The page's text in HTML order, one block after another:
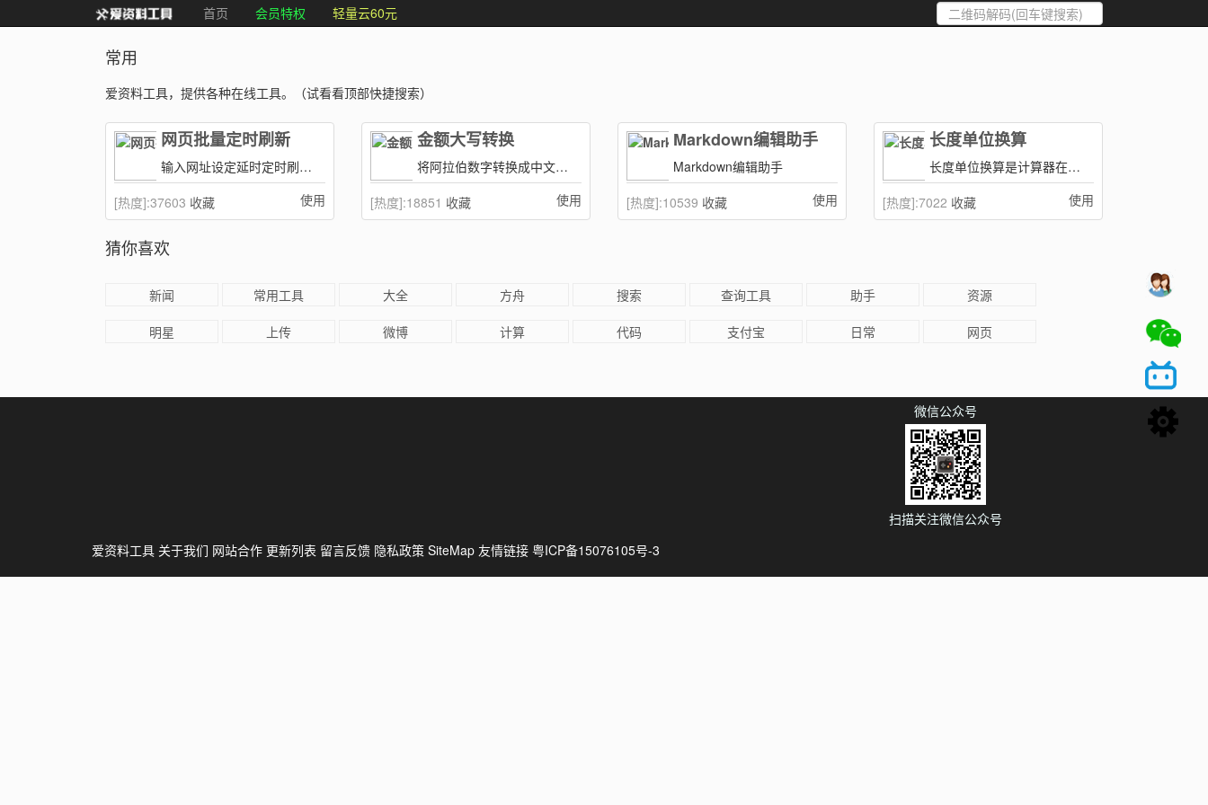
首页 会员特权 轻量云60元
常用
爱资料工具，提供各种在线工具。（试看看顶部快捷搜索）
网页批量定时刷新
输入网址设定延时定时刷新当前页面，在线网页批量刷新工具。
[热度]:37603 收藏 使用
金额大写转换
将阿拉伯数字转换成中文大写，数字转大写,阿拉伯数字转大写。
[热度]:18851 收藏 使用
Markdown编辑助手
Markdown编辑助手
[热度]:10539 收藏 使用
长度单位换算
长度单位换算是计算器在线网的长度换算器工具,可以进行尺寸换算,英寸和厘米的换算,长度单位换算,厘米和英寸的换算,英尺和米的换算,英尺和厘米的换算,寸和厘米的换算,尺和厘米的换算,英寸和毫米的换算,厘米和尺的换算。
[热度]:7022 收藏 使用
猜你喜欢
新闻 常用工具 大全 方舟 搜索 查询工具 助手 资源
明星 上传 微博 计算 代码 支付宝 日常 网页
微信公众号
扫描关注微信公众号
爱资料工具 关于我们 网站合作 更新列表 留言反馈 隐私政策 SiteMap 友情链接 粤ICP备15076105号-3